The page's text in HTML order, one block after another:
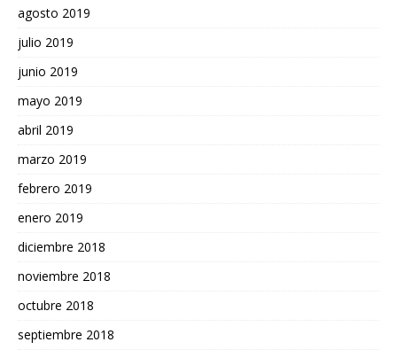
agosto 2019
julio 2019
junio 2019
mayo 2019
abril 2019
marzo 2019
febrero 2019
enero 2019
diciembre 2018
noviembre 2018
octubre 2018
septiembre 2018